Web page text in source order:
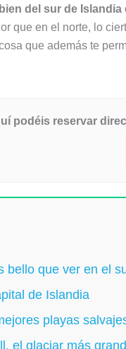
del sur de
que en el norte, lo
que además te
podéis reservar
bello que ver en el
de Islandia
playas
el glaciar más